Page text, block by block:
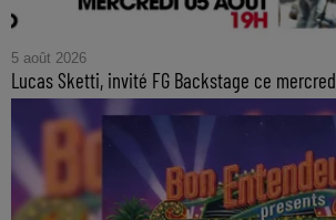
5 août 2026
Lucas Sketti, invité FG Backstage ce